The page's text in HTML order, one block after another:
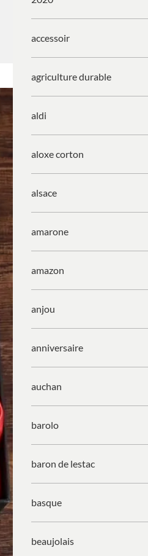
accessoir
agriculture durable
aldi
aloxe corton
alsace
amarone
amazon
anjou
anniversaire
auchan
barolo
baron de lestac
basque
beaujolais